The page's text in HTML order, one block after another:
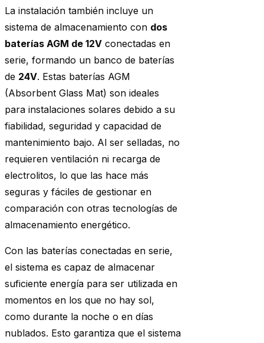
La instalación también incluye un
sistema de almacenamiento con dos
baterías AGM de 12V conectadas en
serie, formando un banco de baterías
de 24V. Estas baterías AGM
(Absorbent Glass Mat) son ideales
para instalaciones solares debido a su
fiabilidad, seguridad y capacidad de
mantenimiento bajo. Al ser selladas, no
requieren ventilación ni recarga de
electrolitos, lo que las hace más
seguras y fáciles de gestionar en
comparación con otras tecnologías de
almacenamiento energético.
Con las baterías conectadas en serie,
el sistema es capaz de almacenar
suficiente energía para ser utilizada en
momentos en los que no hay sol,
como durante la noche o en días
nublados. Esto garantiza que el sistema